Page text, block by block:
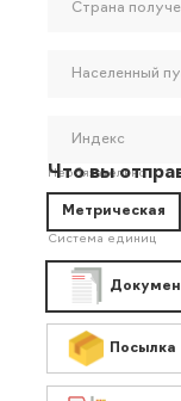
Страна
Населенный
Индекс
Необязательно
Что вы
Метрическая
Система единиц
Посылка